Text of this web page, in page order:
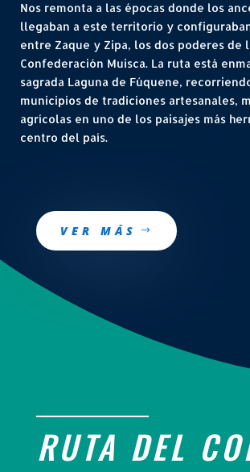
Nos remonta a las épocas donde los
llegaban a este territorio y
entre Zaque y Zipa, los dos poderes de
Confederación Muisca. La ruta está
sagrada Laguna de Fúquene,
municipios de tradiciones artesanales,
agrícolas en uno de los paisajes más
centro del país.
VER MÁS
RUTA DEL